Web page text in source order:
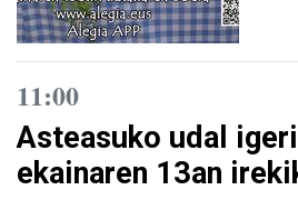
11:00
Asteasuko udal
ekainaren 13an